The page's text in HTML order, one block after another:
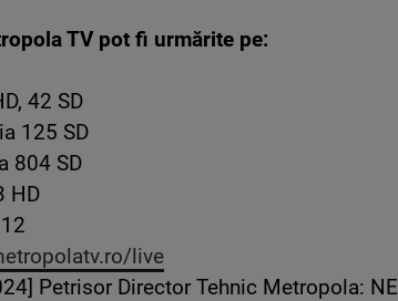
TV pot fi urmărite pe:
42 SD
125 SD
804 SD
HD
live
Petrisor Director Tehnic Metropola: